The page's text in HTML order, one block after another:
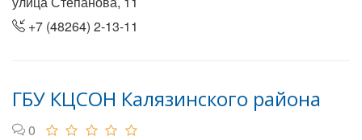
+7 (48264) 2-13-11
ГБУ КЦСОН Калязинского района
0